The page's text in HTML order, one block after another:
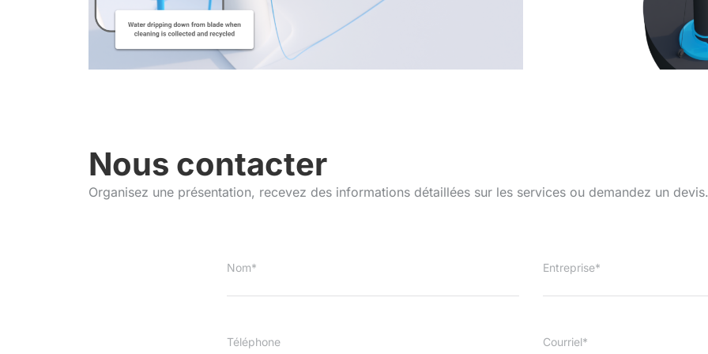
Nous contacter
Organisez une présentation, recevez des informations détaillées sur les services ou demandez un
Nom* Entreprise*
Téléphone Courriel*